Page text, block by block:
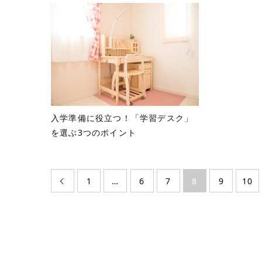
入学準備に役立つ！「学習デスク」
を選ぶ3つのポイント
 1 … 6 7 8 9 10